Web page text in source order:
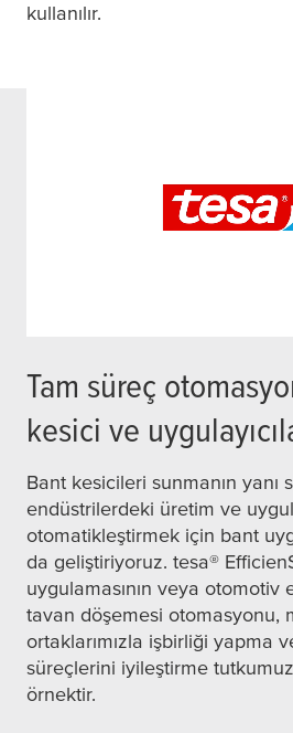
kullanılır.
Tam süreç
kesici ve
Bant kesicileri sunmanın yanı
endüstrilerdeki üretim ve
otomatikleştirmek için bant
da geliştiriyoruz. tesa®
uygulamasının veya otomotiv
tavan döşemesi otomasyonu,
ortaklarımızla işbirliği yapma
süreçlerini iyileştirme
örnektir.